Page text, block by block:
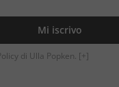
Mi iscrivo
di Ulla Popken. [+]